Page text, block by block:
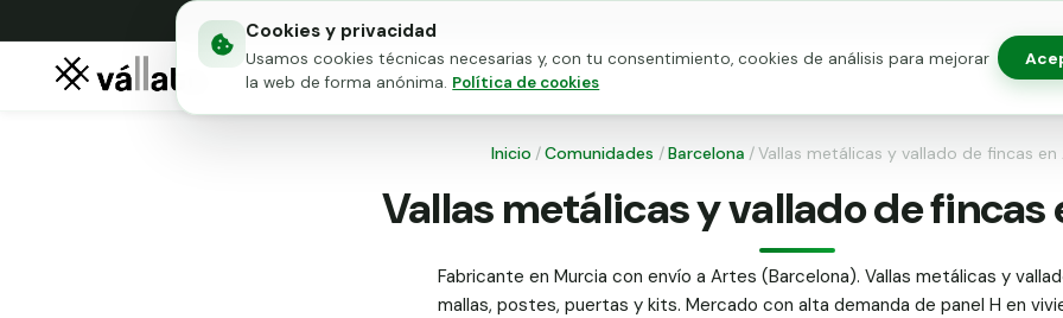
Cookies y privacidad
Usamos cookies técnicas necesarias y, con tu consentimiento, cookies de análisis para mejorar
la web de forma anónima. Política de cookies
Mallas metálicas
Puertas para vallado
Inicio /Comunidades /Barcelona /Vallas metálicas y vallado de fincas en
Vallas metálicas y vallado de fincas
Fabricante en Murcia con envío a Artes (Barcelona). Vallas metálicas y
mallas, postes, puertas y kits. Mercado con alta demanda de panel H en